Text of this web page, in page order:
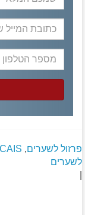
המלא
כתובת
המייל
שלכם
מספר
הטלפון
שלכם
פרזול לשערים,
CAIS
לשערים